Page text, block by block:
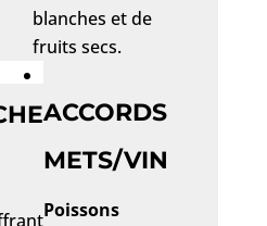
blanches et de
fruits secs.
ACCORDS
METS/VIN
Poissons